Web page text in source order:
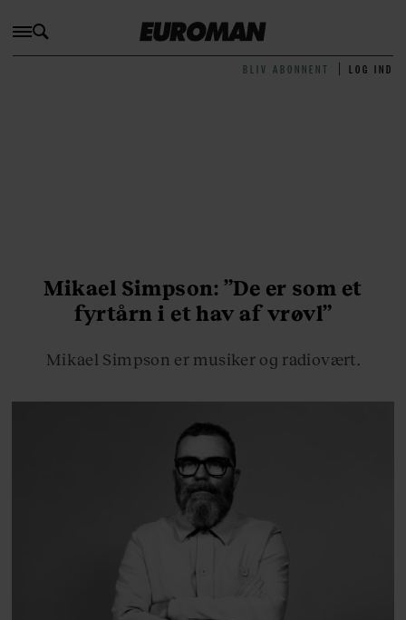
BLIV ABONNENT LOG IND
Mikael Simpson: ”De er som et
fyrtårn i et hav af vrøvl”
Mikael Simpson er musiker og radiovært.